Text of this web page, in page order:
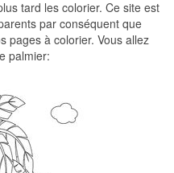
tard les colorier. Ce site est
par conséquent que
pages à colorier. Vous allez
palmier: